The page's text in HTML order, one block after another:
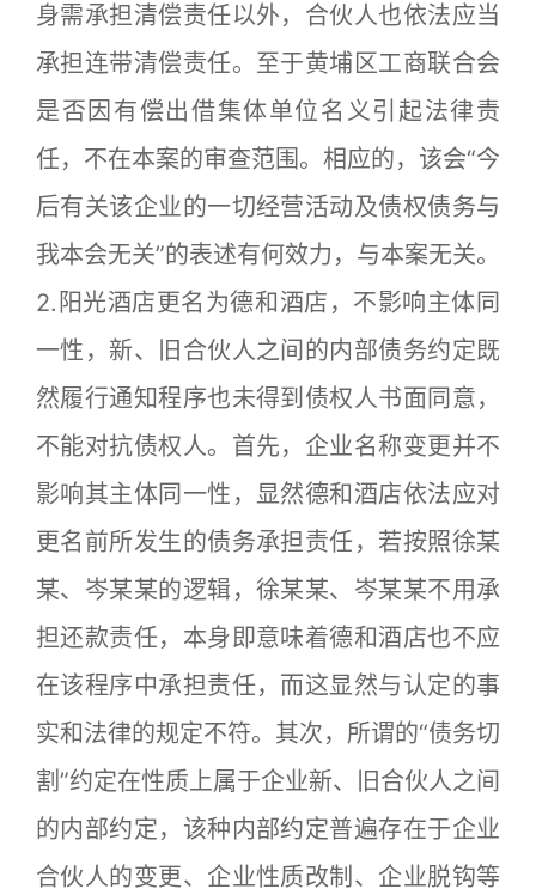
身需承担清偿责任以外，合伙人也依法应当
承担连带清偿责任。至于黄埔区工商联合会
是否因有偿出借集体单位名义引起法律责
任，不在本案的审查范围。相应的，该会“今
后有关该企业的一切经营活动及债权债务与
我本会无关”的表述有何效力，与本案无关。
2.阳光酒店更名为德和酒店，不影响主体同
一性，新、旧合伙人之间的内部债务约定既
然履行通知程序也未得到债权人书面同意，
不能对抗债权人。首先，企业名称变更并不
影响其主体同一性，显然德和酒店依法应对
更名前所发生的债务承担责任，若按照徐某
某、岑某某的逻辑，徐某某、岑某某不用承
担还款责任，本身即意味着德和酒店也不应
在该程序中承担责任，而这显然与认定的事
实和法律的规定不符。其次，所谓的“债务切
割”约定在性质上属于企业新、旧合伙人之间
的内部约定，该种内部约定普遍存在于企业
合伙人的变更、企业性质改制、企业脱钩等